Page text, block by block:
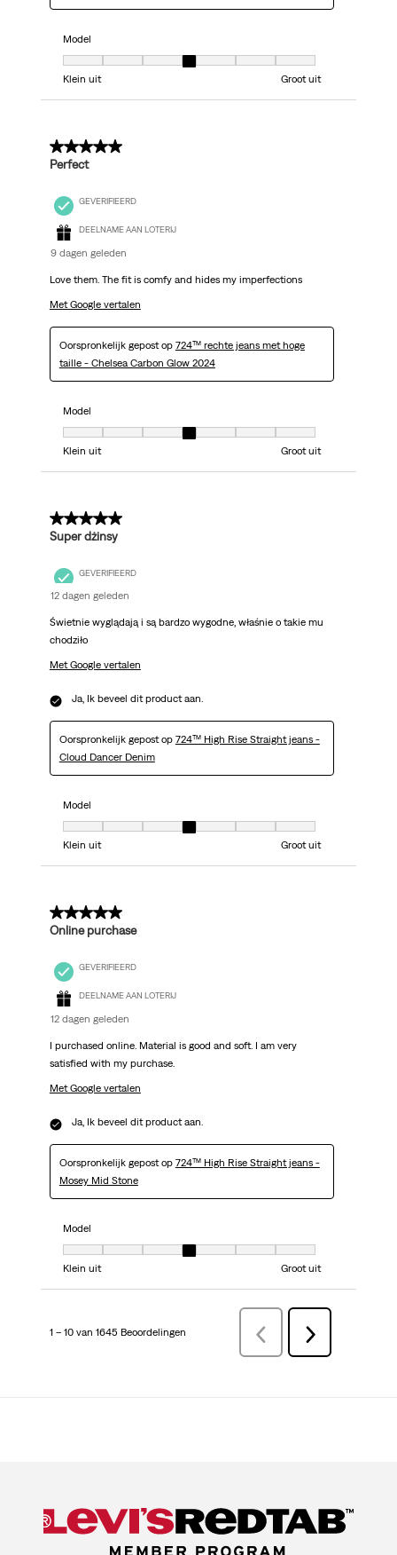
Model
Model, 4 van 7, waarbij 1 gelijk is aan Klein uit en 7 gelijk is aan Groot uit
Klein uit
Groot uit
5 van 5 sterren.
Perfect
GEVERIFIEERD
DEELNAME AAN LOTERIJ
9 dagen geleden
Love them. The fit is comfy and hides my imperfections
Met Google vertalen
Oorspronkelijk gepost op 724™ rechte jeans met hoge
taille - Chelsea Carbon Glow 2024
Model
Model, 4 van 7, waarbij 1 gelijk is aan Klein uit en 7 gelijk is aan Groot uit
Klein uit
Groot uit
5 van 5 sterren.
Super dżinsy
GEVERIFIEERD
12 dagen geleden
Świetnie wyglądają i są bardzo wygodne, właśnie o takie mu
chodziło
Met Google vertalen
Ja, Ik beveel dit product aan.
Oorspronkelijk gepost op 724™ High Rise Straight jeans -
Cloud Dancer Denim
Model
Model, 4 van 7, waarbij 1 gelijk is aan Klein uit en 7 gelijk is aan Groot uit
Klein uit
Groot uit
5 van 5 sterren.
Online purchase
GEVERIFIEERD
DEELNAME AAN LOTERIJ
12 dagen geleden
I purchased online. Material is good and soft. I am very
satisfied with my purchase.
Met Google vertalen
Ja, Ik beveel dit product aan.
Oorspronkelijk gepost op 724™ High Rise Straight jeans -
Mosey Mid Stone
Model
Model, 4 van 7, waarbij 1 gelijk is aan Klein uit en 7 gelijk is aan Groot uit
Klein uit
Groot uit
1 – 10 van 1645 Beoordelingen VorigeBeoordelingen
Volgende
Beoordelingen